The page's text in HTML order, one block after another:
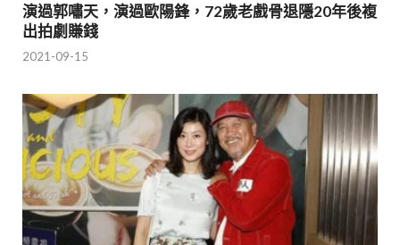
演過郭嘯天，演過歐陽鋒，72歲老戲骨退隱20年後複
出拍劇賺錢
2021-09-15